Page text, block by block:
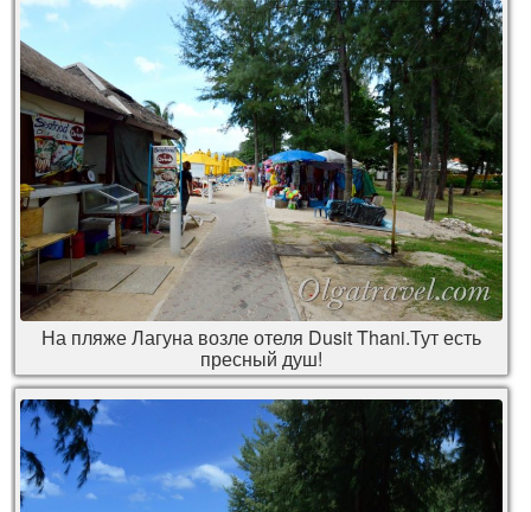
На пляже Лагуна возле отеля Dusit Thani.Тут есть
пресный душ!